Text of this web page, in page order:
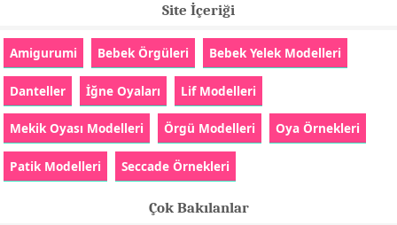
Site İçeriği
Amigurumi Bebek Örgüleri Bebek Yelek Modelleri
Danteller İğne Oyaları Lif Modelleri
Mekik Oyası Modelleri Örgü Modelleri Oya Örnekleri
Patik Modelleri Seccade Örnekleri
Çok Bakılanlar